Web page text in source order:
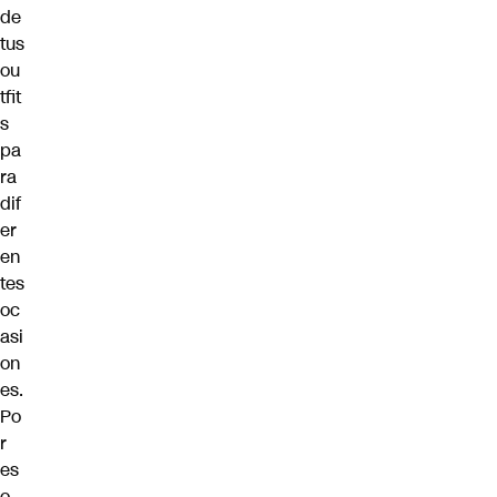
de
tus
ou
tfit
s
pa
ra
dif
er
en
tes
oc
asi
on
es.
Po
r
es